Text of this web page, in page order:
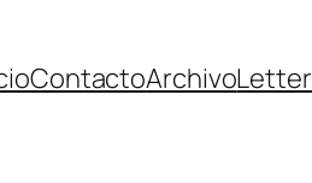
ContactoArchivoLetter